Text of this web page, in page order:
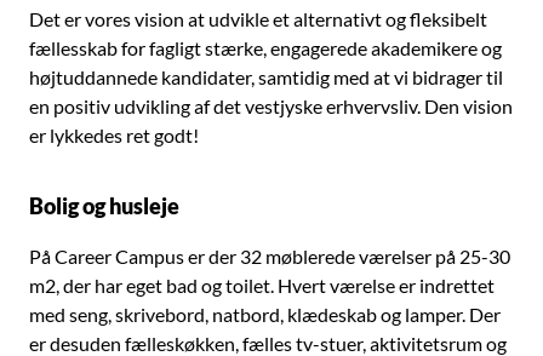
Det er vores vision at udvikle et alternativt og fleksibelt
fællesskab for fagligt stærke, engagerede akademikere og
højtuddannede kandidater, samtidig med at vi bidrager til
en positiv udvikling af det vestjyske erhvervsliv. Den vision
er lykkedes ret godt!
Bolig og husleje
På Career Campus er der 32 møblerede værelser på 25-30
m2, der har eget bad og toilet. Hvert værelse er indrettet
med seng, skrivebord, natbord, klædeskab og lamper. Der
er desuden fælleskøkken, fælles tv-stuer, aktivitetsrum og